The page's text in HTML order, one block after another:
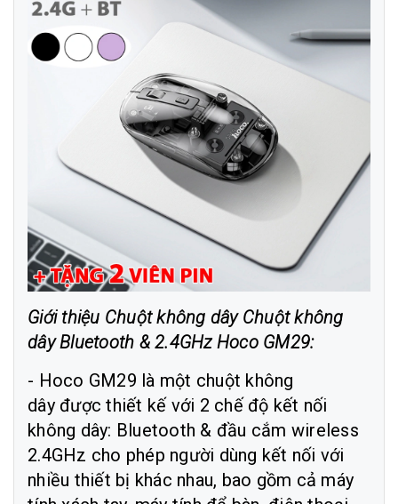
Giới thiệu Chuột không dây Chuột không
dây Bluetooth & 2.4GHz Hoco GM29:
- Hoco GM29 là một chuột không
dây được thiết kế với 2 chế độ kết nối
không dây: Bluetooth & đầu cắm wireless
2.4GHz cho phép người dùng kết nối với
nhiều thiết bị khác nhau, bao gồm cả máy